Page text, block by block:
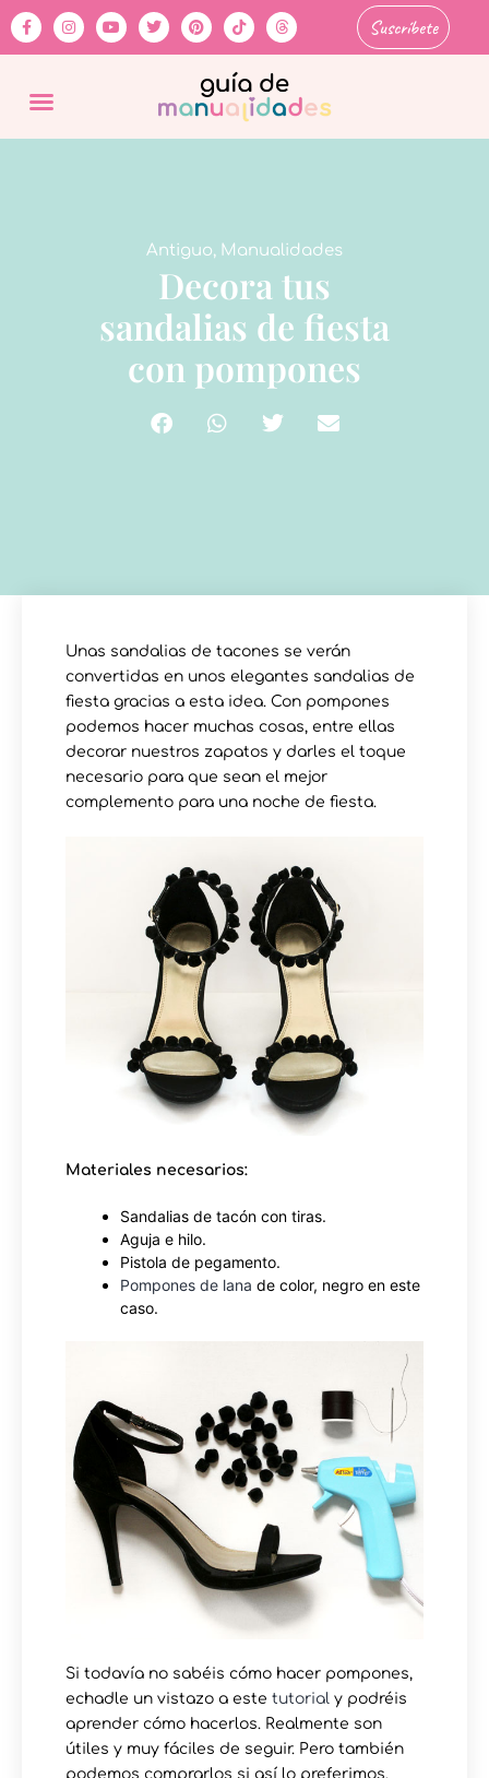
Suscríbete
Antiguo, Manualidades
Decora tus
sandalias de fiesta
con pompones
Unas sandalias de tacones se verán
convertidas en unos elegantes sandalias de
fiesta gracias a esta idea. Con pompones
podemos hacer muchas cosas, entre ellas
decorar nuestros zapatos y darles el toque
necesario para que sean el mejor
complemento para una noche de fiesta.
Materiales necesarios:
Sandalias de tacón con tiras.
Aguja e hilo.
Pistola de pegamento.
Pompones de lana de color, negro en este
caso.
Si todavía no sabéis cómo hacer pompones,
echadle un vistazo a este tutorial y podréis
aprender cómo hacerlos. Realmente son
útiles y muy fáciles de seguir. Pero también
podemos comprarlos si así lo preferimos.